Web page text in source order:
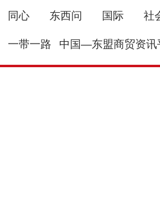
同心 东西问 国际 社
一带一路 中国—东盟商贸资讯